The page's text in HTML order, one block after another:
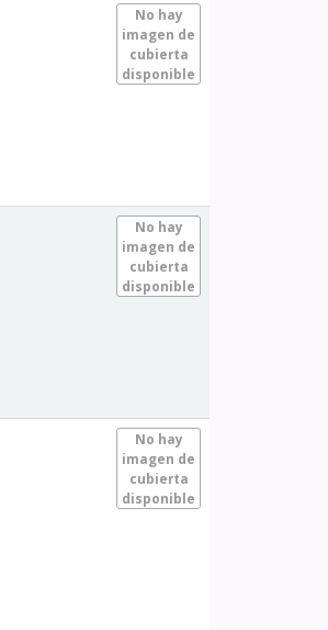
No hay
imagen de
cubierta
disponible
No hay
imagen de
cubierta
disponible
No hay
imagen de
cubierta
disponible